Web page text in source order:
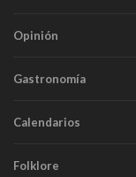
Opinión
Gastronomía
Calendarios
Folklore